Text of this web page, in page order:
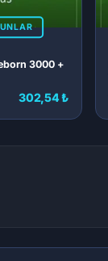
3000 +
302,54 ₺